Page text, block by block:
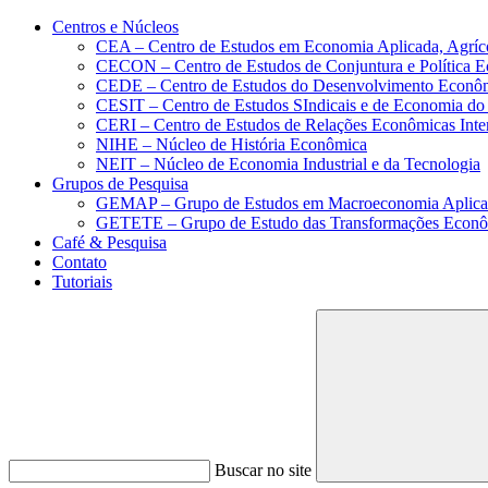
Conteúdo principal Menu principal
Centros e Núcleos
CEA – Centro de Estudos em Economia Aplicada,
CECON – Centro de Estudos de Conjuntura e Política
CEDE – Centro de Estudos do Desenvolvimento
CESIT – Centro de Estudos SIndicais e de Economia
CERI – Centro de Estudos de Relações Econômicas
NIHE – Núcleo de História Econômica
NEIT – Núcleo de Economia Industrial e da Tecnologia
Grupos de Pesquisa
GEMAP – Grupo de Estudos em Macroeconomia
GETETE – Grupo de Estudo das Transformações
Café & Pesquisa
Contato
Tutoriais
Buscar no site